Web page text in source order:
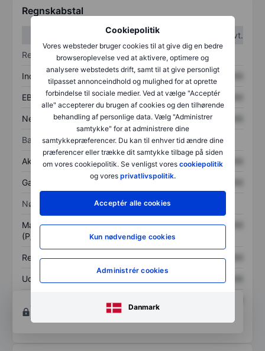
Cookiepolitik
Vores websteder bruger cookies til at give dig en bedre
browseroplevelse ved at aktivere, optimere og
analysere webstedets drift, samt til at give personligt
tilpasset annonceindhold og mulighed for at oprette
forbindelse til sociale medier. Ved at vælge "Acceptér
alle" accepterer du brugen af cookies og den tilhørende
behandling af personlige data. Vælg "Administrer
samtykke" for at administrere dine
samtykkepræferencer. Du kan til enhver tid ændre dine
præferencer eller trække dit samtykke tilbage på siden
om vores cookiepolitik. Se venligst vores cookiepolitik
og vores privatlivspolitik.
Acceptér alle cookies
Kun nødvendige cookies
Administrér cookies
Danmark
Regnskabstal
1. kvt.
2. kvt.
Resultatopgørelse
Indtægter XXXXXXX XXXXXXX
EBITDA XXXXXXX XXXXXXX
Nettoresultat XXXXXXX XXXXXXX
Balance
Aktiver i alt XXXXXXX XXXXXXX
Gæld XXXXXXX
Nøgletal
Markedsværdi/omsætning
(P/S)
XXXXXXX XXXXXXX
Resultat pr. aktie (EPS) XXXXXXX XXXXXXX
Udbytte pr. aktie XXXXXXX
Opret konto
for at få adgang til flere diagrammer
og analyse værktøjer.